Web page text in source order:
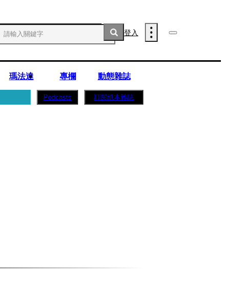
登入
瑪法達 專欄
動態雜誌
Podcasts 訂閱紙本雜誌